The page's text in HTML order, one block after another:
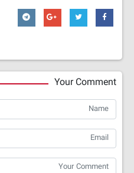
Your Comment